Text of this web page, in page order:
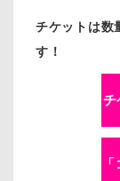
チケットは数
す！
チ